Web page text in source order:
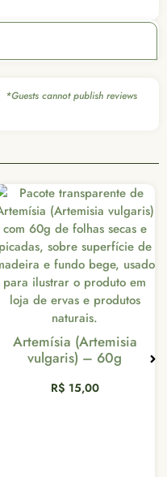
*Guests cannot publish reviews
Oferta
Detox Fig
R$30,00 – R$